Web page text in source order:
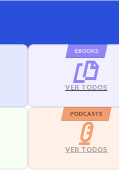
EBOOKS
VER TODOS
PODCASTS
VER TODOS